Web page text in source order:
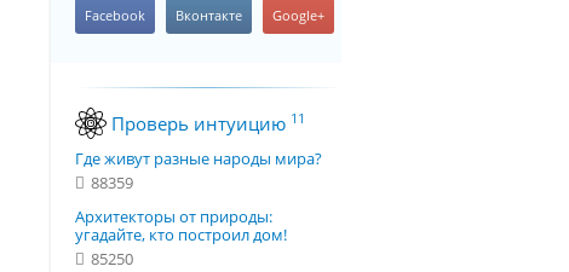
Проверь интуицию 11
Где живут разные народы мира?
88359
Архитекторы от природы:
угадайте, кто построил дом!
85250